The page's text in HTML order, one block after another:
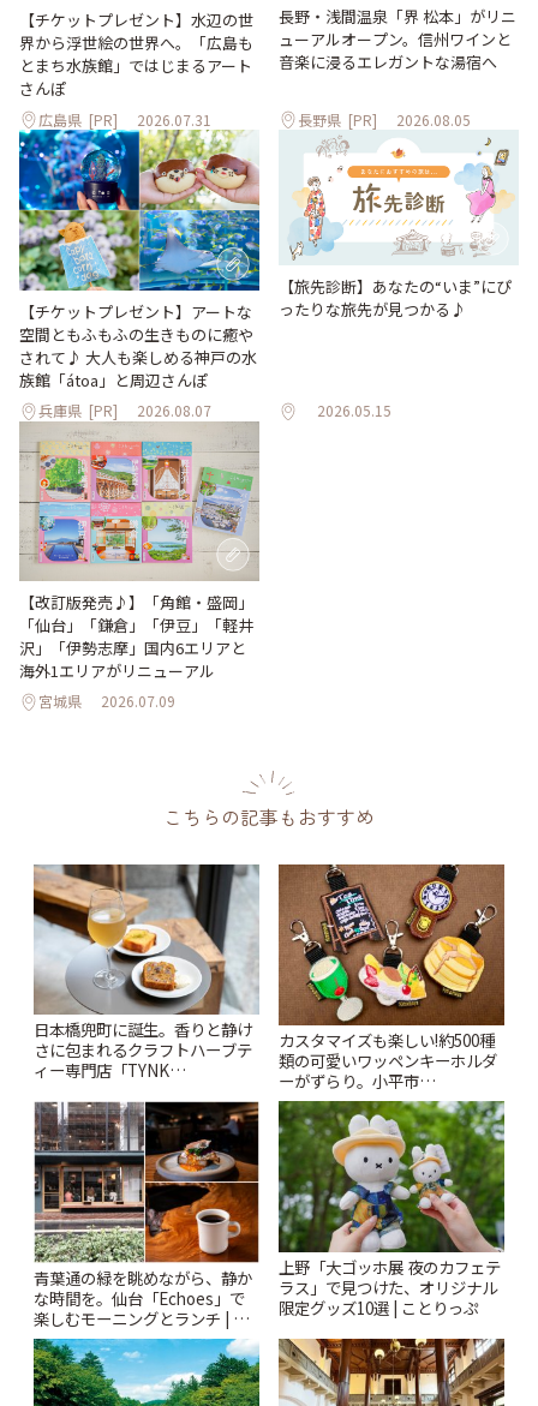
【チケットプレゼント】水辺の世
界から浮世絵の世界へ。「広島も
とまち水族館」ではじまるアート
さんぽ
広島県 [PR] 2026.07.31
長野・浅間温泉「界 松本」がリニ
ューアルオープン。信州ワインと
音楽に浸るエレガントな湯宿へ
長野県 [PR] 2026.08.05
【チケットプレゼント】アートな
空間ともふもふの生きものに癒や
されて♪ 大人も楽しめる神戸の水
族館「átoa」と周辺さんぽ
兵庫県 [PR] 2026.08.07
【旅先診断】あなたの“いま”にぴ
ったりな旅先が見つかる♪
2026.05.15
【改訂版発売♪】「角館・盛岡」
「仙台」「鎌倉」「伊豆」「軽井
沢」「伊勢志摩」国内6エリアと
海外1エリアがリニューアル
宮城県 2026.07.09
こちらの記事もおすすめ
日本橋兜町に誕生。香りと静け
さに包まれるクラフトハーブテ
ィー専門店「TYNK
カスタマイズも楽しい!約500種
類の可愛いワッペンキーホルダ
ーがずらり。小平市
「Kimamaya T&K」 | ことりっ
ぷ
青葉通の緑を眺めながら、静か
な時間を。仙台「Echoes」で
楽しむモーニングとランチ | こ
とりっぷ
上野「大ゴッホ展 夜のカフェテ
ラス」で見つけた、オリジナル
限定グッズ10選 | ことりっぷ